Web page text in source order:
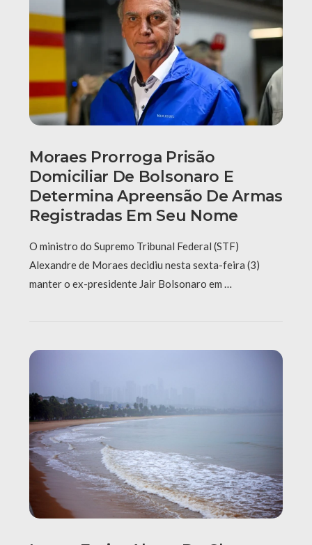
Moraes Prorroga Prisão
Domiciliar De Bolsonaro E
Determina Apreensão De Armas
Registradas Em Seu Nome
O ministro do Supremo Tribunal Federal (STF)
Alexandre de Moraes decidiu nesta sexta-feira (3)
manter o ex-presidente Jair Bolsonaro em …